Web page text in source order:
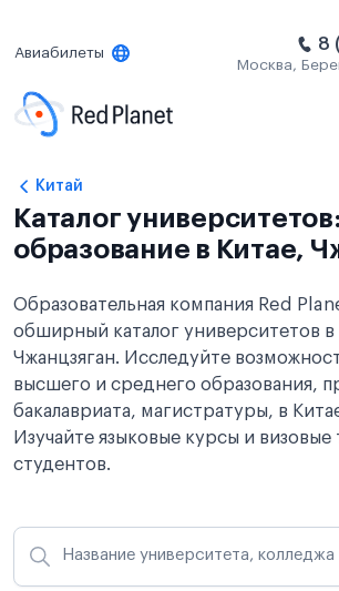
Авиабилеты 8
Москва,
Китай
Каталог университетов:
образование в Китае,
Образовательная компания Red
обширный каталог университетов в
Чжанцзяган. Исследуйте
высшего и среднего образования,
бакалавриата, магистратуры, в
Изучайте языковые курсы и визовые
студентов.